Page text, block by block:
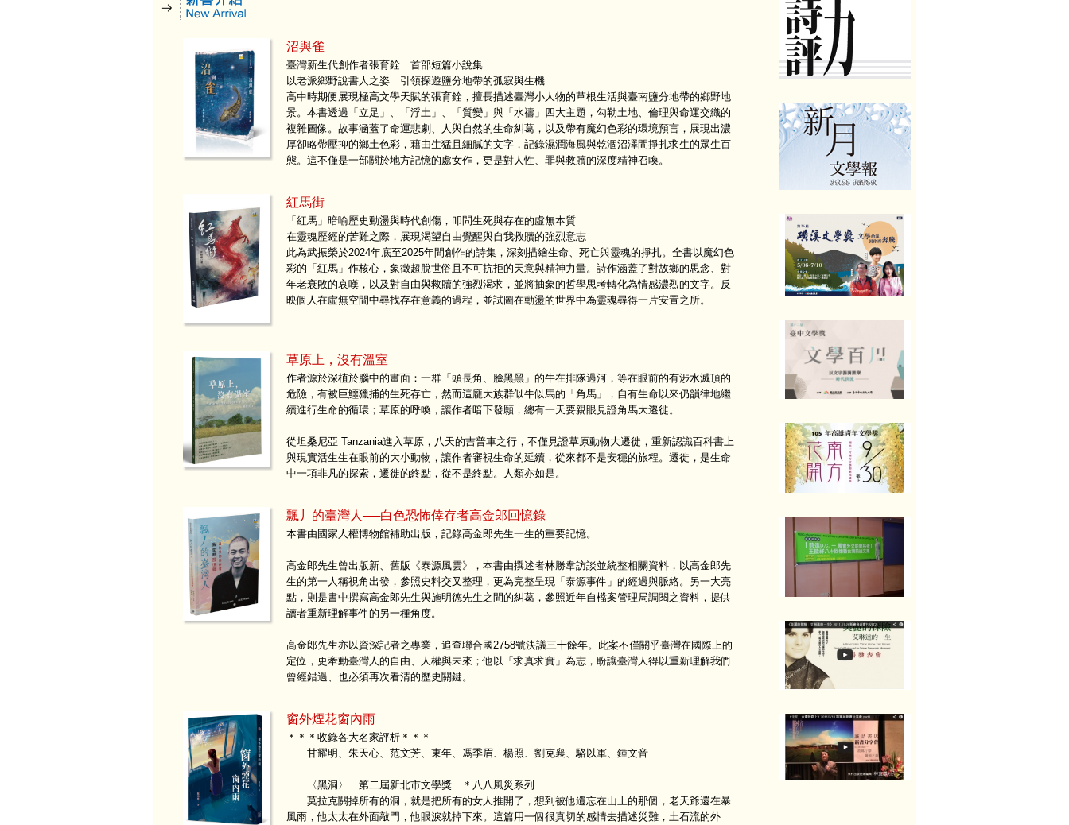
沼與雀
臺灣新生代創作者張育銓 首部短篇小說集
以老派鄉野說書人之姿 引領探遊鹽分地帶的孤寂與生機
高中時期便展現極高文學天賦的張育銓，擅長描述臺灣小人物的草根生活與臺南鹽分地帶的鄉野地
景。本書透過「立足」、「浮土」、「質變」與「水禱」四大主題，勾勒土地、倫理與命運交織的
複雜圖像。故事涵蓋了命運悲劇、人與自然的生命糾葛，以及帶有魔幻色彩的環境預言，展現出濃
厚卻略帶壓抑的鄉土色彩，藉由生猛且細膩的文字，記錄濕潤海風與乾涸沼澤間掙扎求生的眾生百
態。這不僅是一部關於地方記憶的處女作，更是對人性、罪與救贖的深度精神召喚。
紅馬街
「紅馬」暗喻歷史動盪與時代創傷，叩問生死與存在的虛無本質
在靈魂歷經的苦難之際，展現渴望自由覺醒與自我救贖的強烈意志
此為武振榮於2024年底至2025年間創作的詩集，深刻描繪生命、死亡與靈魂的掙扎。全書以魔幻色
彩的「紅馬」作核心，象徵超脫世俗且不可抗拒的天意與精神力量。詩作涵蓋了對故鄉的思念、對
年老衰敗的哀嘆，以及對自由與救贖的強烈渴求，並將抽象的哲學思考轉化為情感濃烈的文字。反
映個人在虛無空間中尋找存在意義的過程，並試圖在動盪的世界中為靈魂尋得一片安置之所。
草原上，沒有溫室
作者源於深植於腦中的畫面：一群「頭長角、臉黑黑」的牛在排隊過河，等在眼前的有涉水滅頂的
危險，有被巨鱷獵捕的生死存亡，然而這龐大族群似牛似馬的「角馬」，自有生命以來仍韻律地繼
續進行生命的循環；草原的呼喚，讓作者暗下發願，總有一天要親眼見證角馬大遷徙。
從坦桑尼亞 Tanzania進入草原，八天的吉普車之行，不僅見證草原動物大遷徙，重新認識百科書上
與現實活生生在眼前的大小動物，讓作者審視生命的延續，從來都不是安穩的旅程。遷徙，是生命
中一項非凡的探索，遷徙的終點，從不是終點。人類亦如是。
飄丿的臺灣人──白色恐怖倖存者高金郎回憶錄
本書由國家人權博物館補助出版，記錄高金郎先生一生的重要記憶。
高金郎先生曾出版新、舊版《泰源風雲》，本書由撰述者林勝韋訪談並統整相關資料，以高金郎先
生的第一人稱視角出發，參照史料交叉整理，更為完整呈現「泰源事件」的經過與脈絡。另一大亮
點，則是書中撰寫高金郎先生與施明德先生之間的糾葛，參照近年自檔案管理局調閱之資料，提供
讀者重新理解事件的另一種角度。
高金郎先生亦以資深記者之專業，追查聯合國2758號決議三十餘年。此案不僅關乎臺灣在國際上的
定位，更牽動臺灣人的自由、人權與未來；他以「求真求實」為志，盼讓臺灣人得以重新理解我們
曾經錯過、也必須再次看清的歷史關鍵。
窗外煙花窗內雨
＊＊＊收錄各大名家評析＊＊＊
甘耀明、朱天心、范文芳、東年、馮季眉、楊照、劉克襄、駱以軍、鍾文音
〈黑洞〉 第二屆新北市文學獎 ＊八八風災系列
莫拉克關掉所有的洞，就是把所有的女人推開了，想到被他遺忘在山上的那個，老天爺還在暴
風雨，他太太在外面敲門，他眼淚就掉下來。這篇用一個很真切的感情去描述災難，土石流的外